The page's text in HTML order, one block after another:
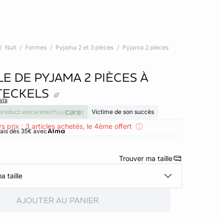
Nuit Formes Pyjama 2 et 3 pièces Pyjama 2 pièces
DE PYJAMA 2 PIÈCES À
prix : 3 articles achetés, le 4ème offert
Victime de son succès
dès 35€ avec
Trouver ma taille
taille
AJOUTER AU PANIER